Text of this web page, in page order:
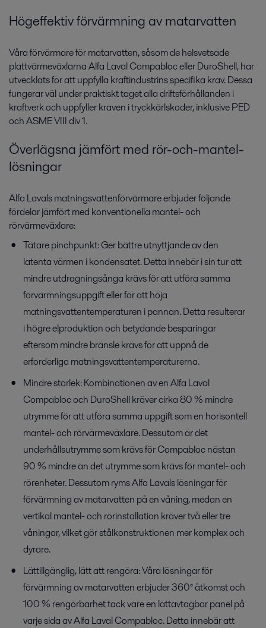
Högeffektiv förvärmning av matarvatten
Våra förvärmare för matarvatten, såsom de helsvetsade
plattvärmeväxlarna Alfa Laval Compabloc eller DuroShell, har
utvecklats för att uppfylla kraftindustrins specifika krav. Dessa
fungerar väl under praktiskt taget alla driftsförhållanden i
kraftverk och uppfyller kraven i tryckkärlskoder, inklusive PED
och ASME VIII div 1.
Överlägsna jämfört med rör-och-mantel-
lösningar
Alfa Lavals matningsvattenförvärmare erbjuder följande
fördelar jämfört med konventionella mantel- och
rörvärmeväxlare:
Tätare pinchpunkt: Ger bättre utnyttjande av den
latenta värmen i kondensatet. Detta innebär i sin tur att
mindre utdragningsånga krävs för att utföra samma
förvärmningsuppgift eller för att höja
matningsvattentemperaturen i pannan. Detta resulterar
i högre elproduktion och betydande besparingar
eftersom mindre bränsle krävs för att uppnå de
erforderliga matningsvattentemperaturerna.
Mindre storlek: Kombinationen av en Alfa Laval
Compabloc och DuroShell kräver cirka 80 % mindre
utrymme för att utföra samma uppgift som en horisontell
mantel- och rörvärmeväxlare. Dessutom är det
underhållsutrymme som krävs för Compabloc nästan
90 % mindre än det utrymme som krävs för mantel- och
rörenheter. Dessutom ryms Alfa Lavals lösningar för
förvärmning av matarvatten på en våning, medan en
vertikal mantel- och rörinstallation kräver två eller tre
våningar, vilket gör stålkonstruktionen mer komplex och
dyrare.
Lättillgänglig, lätt att rengöra: Våra lösningar för
förvärmning av matarvatten erbjuder 360° åtkomst och
100 % rengörbarhet tack vare en lättavtagbar panel på
varje sida av Alfa Laval Compabloc. Detta innebär att